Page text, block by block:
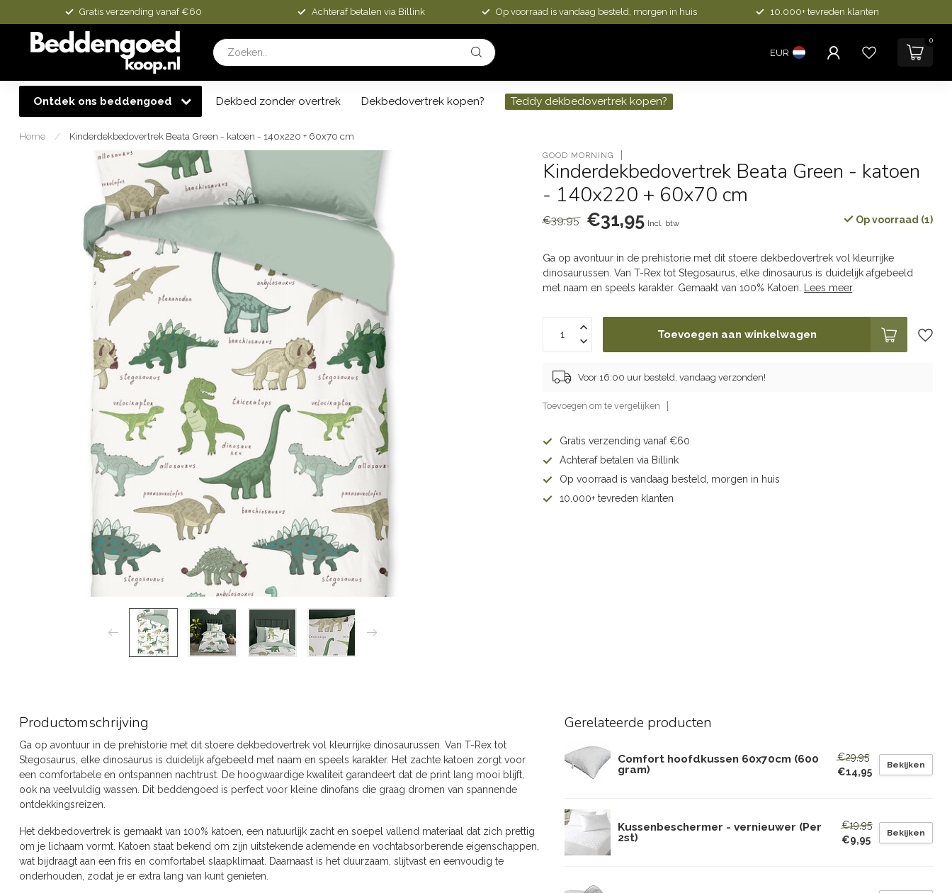
Gratis verzending vanaf €60 Achteraf betalen via Billink Op voorraad is vandaag besteld, morgen in huis 10.000+ tevreden klanten
EUR
0
Ontdek ons beddengoed Dekbed zonder overtrek Dekbedovertrek kopen? Teddy dekbedovertrek kopen?
Home / Kinderdekbedovertrek Beata Green - katoen - 140x220 + 60x70 cm
GOOD MORNING
Kinderdekbedovertrek Beata Green - katoen
- 140x220 + 60x70 cm
€39,95 €31,95 Incl. btw Op voorraad (1)
Ga op avontuur in de prehistorie met dit stoere dekbedovertrek vol kleurrijke
dinosaurussen. Van T-Rex tot Stegosaurus, elke dinosaurus is duidelijk afgebeeld
met naam en speels karakter. Gemaakt van 100% Katoen.
Lees meer.
Toevoegen aan winkelwagen
Voor 16:00 uur besteld, vandaag verzonden!
Toevoegen om te vergelijken
Gratis verzending vanaf €60
Achteraf betalen via Billink
Op voorraad is vandaag besteld, morgen in huis
10.000+ tevreden klanten
Productomschrijving
Ga op avontuur in de prehistorie met dit stoere dekbedovertrek vol kleurrijke dinosaurussen. Van T-Rex tot
Stegosaurus, elke dinosaurus is duidelijk afgebeeld met naam en speels karakter. Het zachte katoen zorgt voor
een comfortabele en ontspannen nachtrust. De hoogwaardige kwaliteit garandeert dat de print lang mooi blijft,
ook na veelvuldig wassen. Dit beddengoed is perfect voor kleine dinofans die graag dromen van spannende
ontdekkingsreizen.
Het dekbedovertrek is gemaakt van 100% katoen, een natuurlijk zacht en soepel vallend materiaal dat zich prettig
om je lichaam vormt. Katoen staat bekend om zijn uitstekende ademende en vochtabsorberende eigenschappen,
wat bijdraagt aan een fris en comfortabel slaapklimaat. Daarnaast is het duurzaam, slijtvast en eenvoudig te
onderhouden, zodat je er extra lang van kunt genieten.
Gerelateerde producten
Comfort hoofdkussen 60x70cm (600
gram)
€29,95
€14,95
Bekijken
Kussenbeschermer - vernieuwer (Per
2st)
€19,95
€9,95
Bekijken